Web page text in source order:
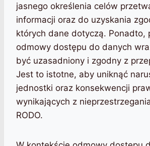
jasnego określenia celów
informacji oraz do uzyskania
których dane dotyczą. Ponadto,
odmowy dostępu do danych
być uzasadniony i zgodny z
Jest to istotne, aby uniknąć
jednostki oraz konsekwencji
wynikających z
RODO.